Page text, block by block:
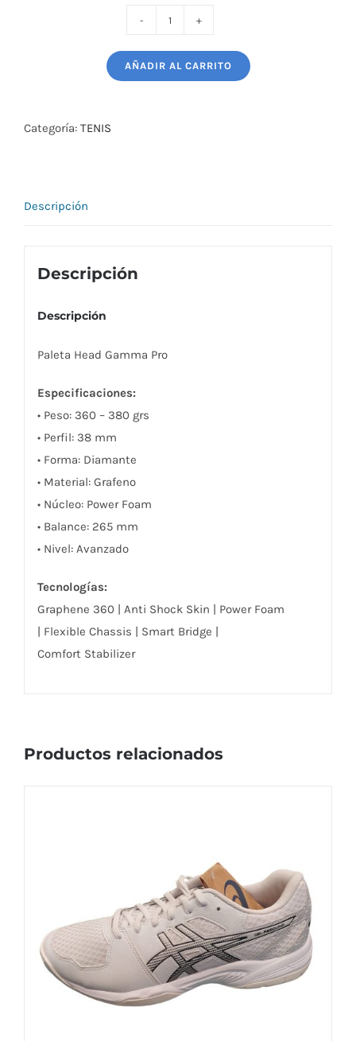
PADEL
HEAD
AÑADIR AL CARRITO
Categoría: TENIS
Descripción
Descripción
Descripción
Paleta Head Gamma Pro
Especificaciones:
• Peso: 360 – 380 grs
• Perfil: 38 mm
• Forma: Diamante
• Material: Grafeno
• Núcleo: Power Foam
• Balance: 265 mm
• Nivel: Avanzado
Tecnologías:
Graphene 360 | Anti Shock Skin | Power Foam
| Flexible Chassis | Smart Bridge |
Comfort Stabilizer
Productos relacionados